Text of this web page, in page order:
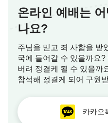
뜻 또한 부단히 사람에
사람은 하나님의 사역을
이 변화하고, 인식도 변
오는 것이겠느냐? 부단
서 비롯된 것이 아니냐?
는데 내 사역과 내 말의
말이냐? 그것은 억지가 아
온라인 예배는
나요?
주님을 믿고 죄 사함을 받
국에 들어갈 수 있을까요
버려 정결케 될 수 있을까
참석해 정결케 되어 구원
카카오